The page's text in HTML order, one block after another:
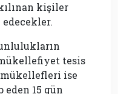
kişiler
edecekler.
tesis
ise
15 gün